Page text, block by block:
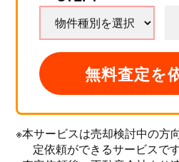
無料査定を
※本サービスは売却検討中の方
定依頼ができるサービスです